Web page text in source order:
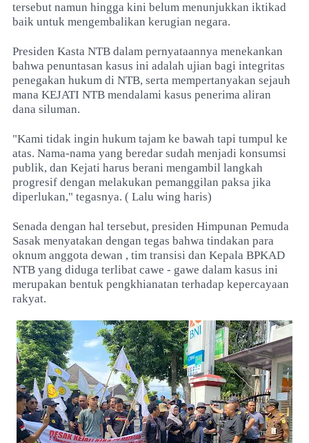
tersebut namun hingga kini belum menunjukkan iktikad
baik untuk mengembalikan kerugian negara.
Presiden Kasta NTB dalam pernyataannya menekankan
bahwa penuntasan kasus ini adalah ujian bagi integritas
penegakan hukum di NTB, serta mempertanyakan sejauh
mana KEJATI NTB mendalami kasus penerima aliran
dana siluman.
"Kami tidak ingin hukum tajam ke bawah tapi tumpul ke
atas. Nama-nama yang beredar sudah menjadi konsumsi
publik, dan Kejati harus berani mengambil langkah
progresif dengan melakukan pemanggilan paksa jika
diperlukan," tegasnya. ( Lalu wing haris)
Senada dengan hal tersebut, presiden Himpunan Pemuda
Sasak menyatakan dengan tegas bahwa tindakan para
oknum anggota dewan , tim transisi dan Kepala BPKAD
NTB yang diduga terlibat cawe - gawe dalam kasus ini
merupakan bentuk pengkhianatan terhadap kepercayaan
rakyat.